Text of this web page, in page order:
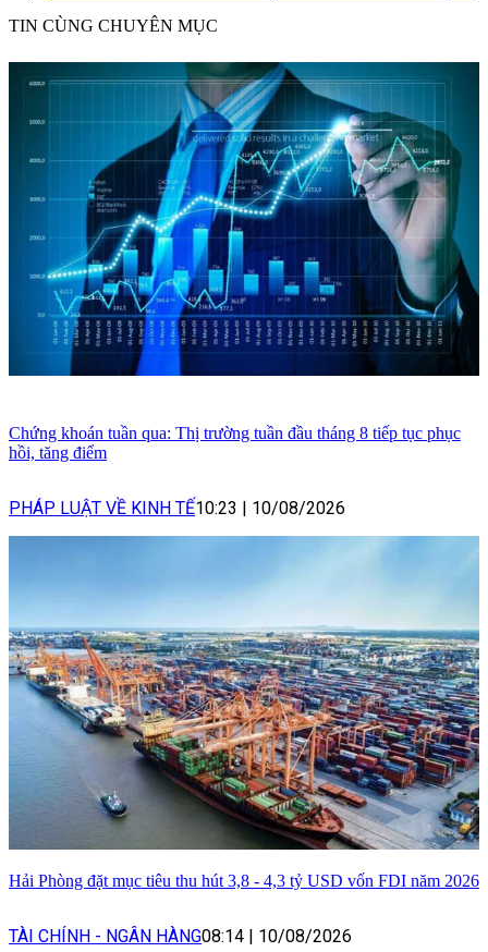
TIN CÙNG CHUYÊN MỤC
Chứng khoán tuần qua: Thị trường tuần đầu tháng 8 tiếp tục phục
hồi, tăng điểm
PHÁP LUẬT VỀ KINH TẾ10:23 10/08/2026
Hải Phòng đặt mục tiêu thu hút 3,8 - 4,3 tỷ USD vốn FDI năm 2026
TÀI CHÍNH - NGÂN HÀNG08:14 10/08/2026